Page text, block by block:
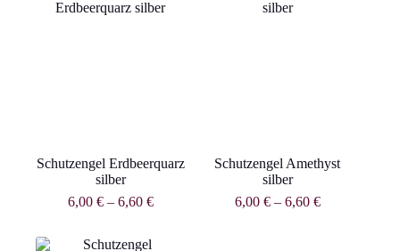
Schutzengel Erdbeerquarz
silber
6,00 €– 6,60 €
Schutzengel Amethyst
silber
6,00 €– 6,60 €